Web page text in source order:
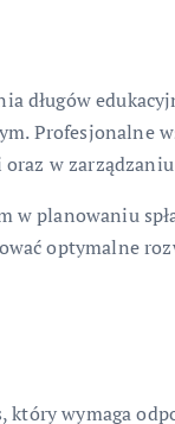
długów
Profesjonalne
w zarządzaniu
w planowaniu
optymalne
który wymaga